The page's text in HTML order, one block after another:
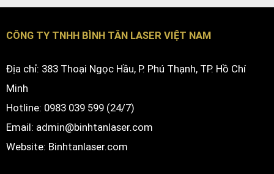
CÔNG TY TNHH BÌNH TÂN LASER VIỆT NAM
Địa chỉ: 383 Thoại Ngọc Hầu, P. Phú Thạnh, TP. Hồ Chí
Minh
Hotline: 0983 039 599 (24/7)
Email: admin@binhtanlaser.com
Website: Binhtanlaser.com